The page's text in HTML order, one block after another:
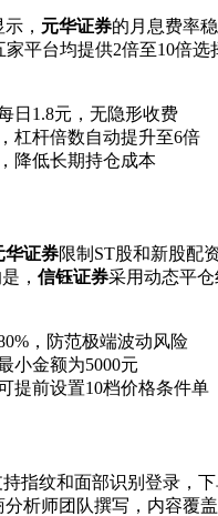
， 元华证券的月息费率
平台均提供2倍至10倍选
日1.8元，无隐形收费
杠杆倍数自动提升至6倍
降低长期持仓成本
华证券限制ST股和新股配
， 信钰证券采用动态平
，防范极端波动风险
小金额为5000元
提前设置10档价格条件单
指纹和面部识别登录，下
析师团队撰写，内容覆